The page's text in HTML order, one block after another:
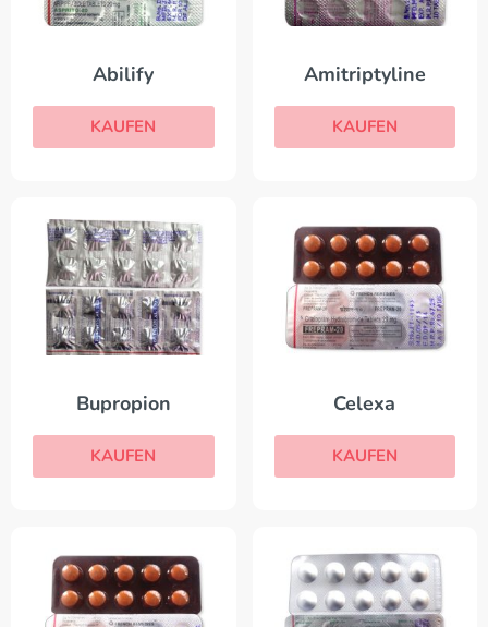
Abilify
KAUFEN
Amitriptyline
KAUFEN
Bupropion
KAUFEN
Celexa
KAUFEN